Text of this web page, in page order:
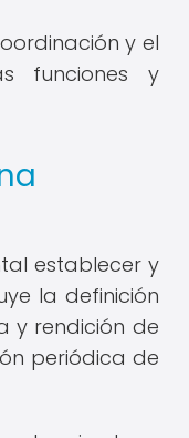
y el
funciones y
establecer y
la definición
y rendición de
periódica de